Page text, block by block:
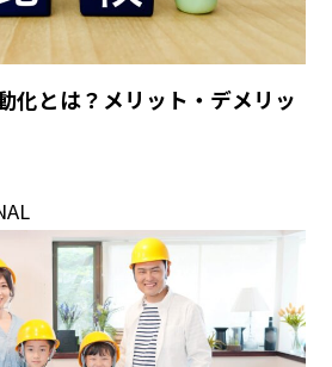
化とは？メリット・デメリッ